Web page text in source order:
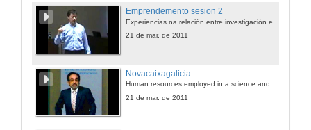
Emprendemento sesion 2
21 de mar. de 2011
Novacaixagalicia
Human resources employed in a science and technology-core: ¿Empleabilidade de futuro?
21 de mar. de 2011